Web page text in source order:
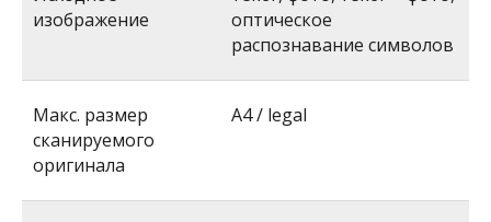
изображение
оптическое
распознавание символов
Макс. размер
сканируемого
оригинала
A4 / legal